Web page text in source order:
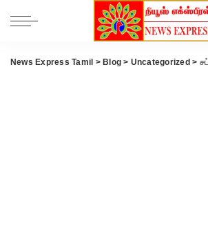
News Express Tamil > Blog > Uncategorized > சட்ட